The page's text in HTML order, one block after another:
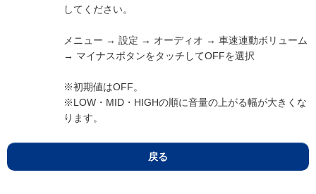
してください。
メニュー → 設定 → オーディオ → 車速連動ボリューム
→ マイナスボタンをタッチしてOFFを選択
※初期値はOFF。
※LOW・MID・HIGHの順に音量の上がる幅が大きくな
ります。
戻る